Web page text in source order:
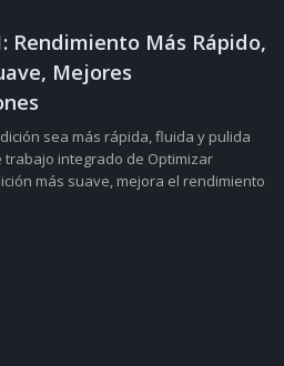
Rendimiento Más Rápido,
Mejores
sea más rápida, fluida y pulida
integrado de Optimizar
más suave, mejora el rendimiento